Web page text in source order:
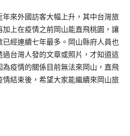
來外國訪客大幅上升，其中台灣旅
上在疫情之前岡山能直飛桃園，讓
經連續七年最多。岡山縣府人員也
台灣人發的文章或照片，才知道這
疫情的關係目前無法來岡山，直飛
結束後，希望大家能繼續來岡山旅